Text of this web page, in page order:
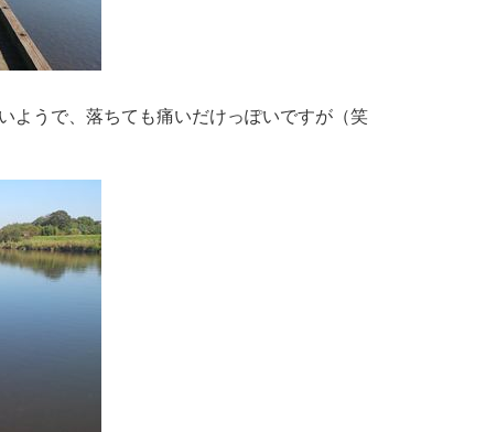
ようで、落ちても痛いだけっぽいですが（笑